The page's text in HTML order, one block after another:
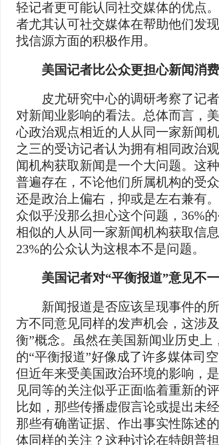
轻记者更可能认同社交媒体的优点
者尤其认可社交媒体在帮助他们发
找信源方面的积极作用。
美国记者比公众更担心新闻消
皮尤研究中心的调研考察了记者
对新闻业影响的看法。总体而言，
心政治观点相近的人从同一家新闻
之三的受访记者认为拥有相同政治
闻机构获取新闻是一个大问题。这
普遍存在，不论他们所属机构的受
还是政治上偏右，抑或是左右兼有
众似乎没那么担心这个问题，36%
相似的人从同一家新闻机构获取信
23%的公众认为这根本不是问题。
美国记者对“平衡报道”意见不一
新闻报道是否应该呈现事件的所
方不同意见同样的发声机会，这涉
衡”概念。虽然在美国新闻业历史上
的“平衡报道”好像成了许多媒体司
但近年来受美国政治环境的影响，
见同等的关注似乎正面临着重新的
比如，那些传播虚假言论或提出未
那些有确凿证据、作出事实性陈述
体同样的关注？这种讨论在特朗普